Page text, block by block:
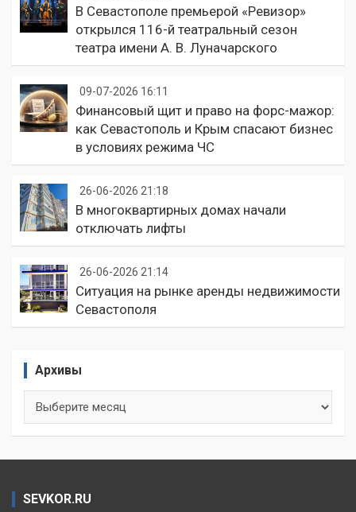
В Севастополе премьерой «Ревизор»
открылся 116-й театральный сезон
театра имени А. В. Луначарского
09-07-2026 16:11
Финансовый щит и право на форс-мажор:
как Севастополь и Крым спасают бизнес
в условиях режима ЧС
26-06-2026 21:18
В многоквартирных домах начали
отключать лифты
26-06-2026 21:14
Ситуация на рынке аренды недвижимости
Севастополя
Архивы
SEVKOR.RU